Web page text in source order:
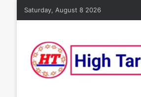
Saturday, August 8 2026